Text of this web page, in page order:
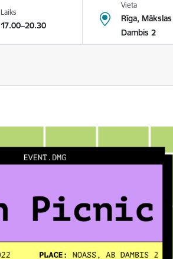
Laiks
17.00–20.30
Vieta
Rīga,
Dambis 2